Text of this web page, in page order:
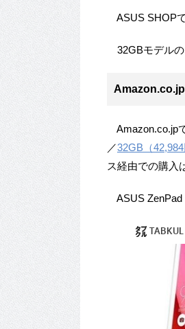
ASUS SHOP
32GBモデルの
Amazon.co.jp
／32GB（42,984
ス経由での購入
ASUS ZenPad